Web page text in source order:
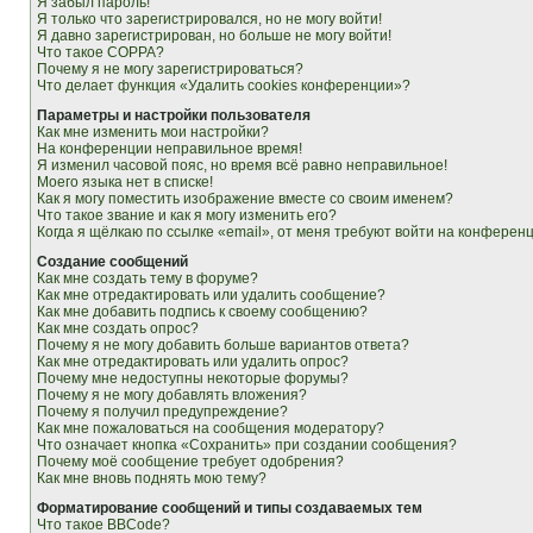
Я только что зарегистрировался, но не могу войти!
Я давно зарегистрирован, но больше не могу войти!
Что такое COPPA?
Почему я не могу зарегистрироваться?
Что делает функция «Удалить cookies конференции»?
Параметры и настройки пользователя
Как мне изменить мои настройки?
На конференции неправильное время!
Я изменил часовой пояс, но время всё равно неправильное!
Моего языка нет в списке!
Как я могу поместить изображение вместе со своим именем?
Что такое звание и как я могу изменить его?
Когда я щёлкаю по ссылке «email», от меня требуют войти на
Создание сообщений
Как мне создать тему в форуме?
Как мне отредактировать или удалить сообщение?
Как мне добавить подпись к своему сообщению?
Как мне создать опрос?
Почему я не могу добавить больше вариантов ответа?
Как мне отредактировать или удалить опрос?
Почему мне недоступны некоторые форумы?
Почему я не могу добавлять вложения?
Почему я получил предупреждение?
Как мне пожаловаться на сообщения модератору?
Что означает кнопка «Сохранить» при создании сообщения?
Почему моё сообщение требует одобрения?
Как мне вновь поднять мою тему?
Форматирование сообщений и типы создаваемых тем
Что такое BBCode?